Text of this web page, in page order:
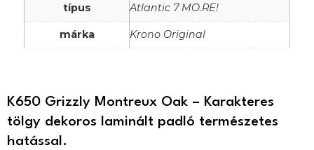
típus Atlantic 7 MO.RE!
márka Krono Original
K650 Grizzly Montreux Oak – Karakteres
tölgy dekoros laminált padló természetes
hatással.